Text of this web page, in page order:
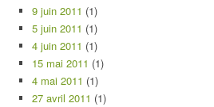
9 juin 2011 (1)
5 juin 2011 (1)
4 juin 2011 (1)
15 mai 2011 (1)
4 mai 2011 (1)
27 avril 2011 (1)